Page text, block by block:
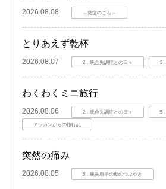
2026.08.08 ～発症のころ～
とりあえず乾杯
2026.08.07 2．統合失調症との日々 5
わくわくミニ旅行
2026.08.06 2．統合失調症との日々 5
アラカンからの旅行記
突然の痛み
2026.08.05 5．統失息子の母のつぶやき